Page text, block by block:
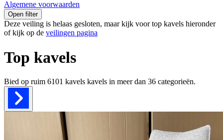
Algemene voorwaarden
Open filter
Deze veiling is helaas gesloten, maar kijk voor top kavels hieronder
of kijk op de veilingen pagina
Top kavels
Bied op ruim 6101 kavels kavels in meer dan 36 categorieën.